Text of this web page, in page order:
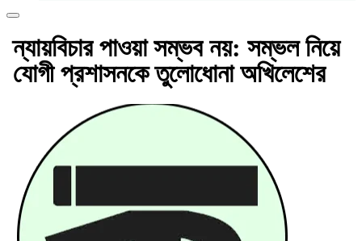
ন্যায়বিচার পাওয়া সম্ভব নয়: সম্ভল নিয়ে
যোগী প্রশাসনকে তুলোধোনা অখিলেশের